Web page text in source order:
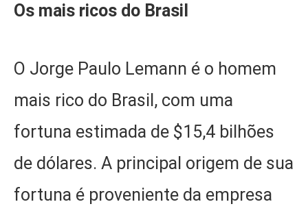
Os mais ricos do Brasil
O Jorge Paulo Lemann é o homem
mais rico do Brasil, com uma
fortuna estimada de $15,4 bilhões
de dólares. A principal origem de sua
fortuna é proveniente da empresa